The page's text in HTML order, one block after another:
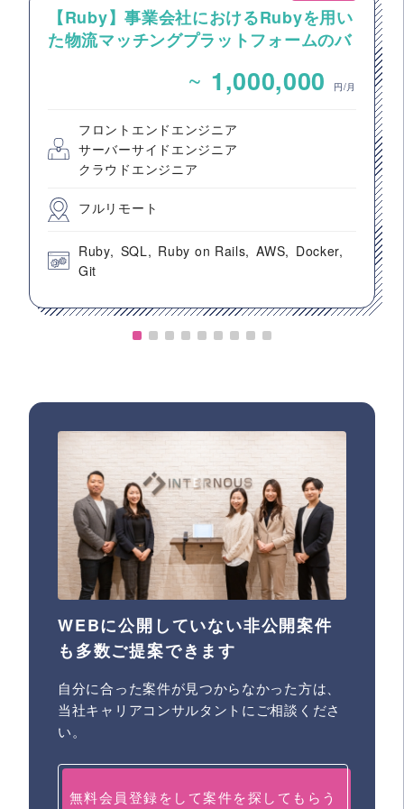
【Ruby】事業会社におけるRubyを用い
た物流マッチングプラットフォームのバ
~ 1,000,000 円/月
フロントエンドエンジニア
サーバーサイドエンジニア
クラウドエンジニア
フルリモート
Ruby SQL Ruby on Rails AWS
Docker
Git
WEBに公開していない非公開案件
も多数ご提案できます
自分に合った案件が見つからなかった方は、
当社キャリアコンサルタントにご相談くださ
い。
無料会員登録をして案件を探してもらう